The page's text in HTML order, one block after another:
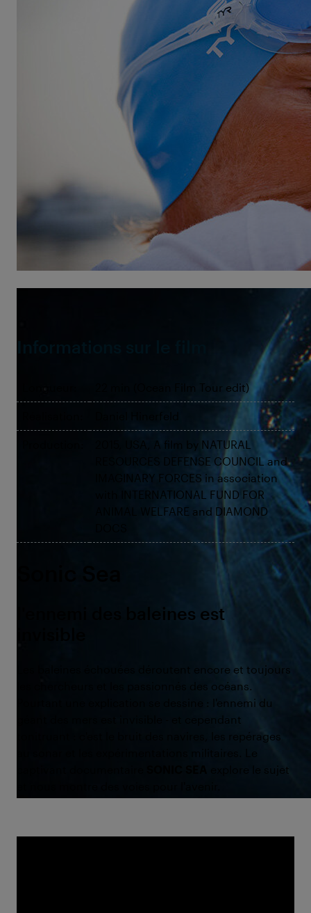
The Diana Nyad Story
En 2013, Diana Nyad a marqué l'histoire : elle a été la
première à traverser à la nage le passage très
dangereux qui sépare Cuba et la Floride – sans
pause et sans être protégée des requins. Le film suit
l’athlète légendaire lors de cinq tentatives
angoissantes de traversées à la nage entre Cuba et
la Floride, un tour de force de 53 heures, qui exigera
d'elle toute son endurance physique – et mentale.
THE OTHER SHORE
raconte l'histoire d'une femme,
qui poursuit son but avec une passion incroyable,
poussée par une obsession sportive et les fantômes
l'ennemi des baleines est
Les baleines échouées déroutent encore et toujours
les chercheurs et les passionnés des océans.
Pourtant une explication se dessine : l'ennemi du
géant des mers est invisible - et cependant
tonitruant : c'est le bruit des navires, les repérages
au sonar et les expérimentations militaires. Le
explore le sujet
22 min (Ocean Film Tour edit)
Daniel Hinerfeld
2015, USA, A film by NATURAL
RESOURCES DEFENSE COUNCIL and
IMAGINARY FORCES in association
with INTERNATIONAL FUND FOR
ANIMAL WELFARE and DIAMOND